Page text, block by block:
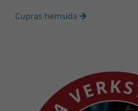
Cupras hemsida